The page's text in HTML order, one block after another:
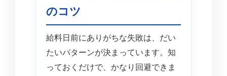
のコツ
給料日前にありがちな失敗は、だい
たいパターンが決まっています。知
っておくだけで、かなり回避できま